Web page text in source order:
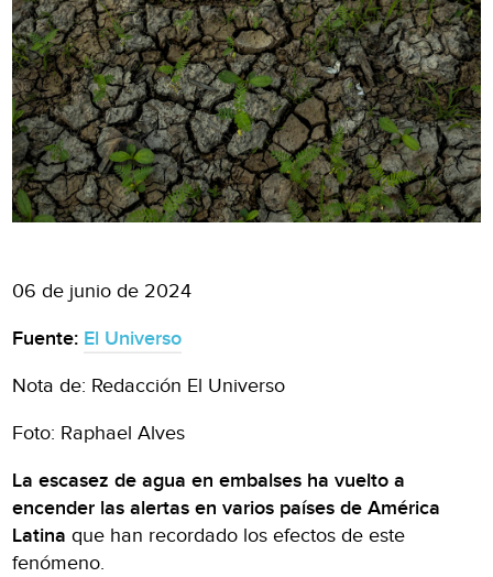
06 de junio de 2024
Fuente: El Universo
Nota de: Redacción El Universo
Foto: Raphael Alves
La escasez de agua en embalses ha vuelto a
encender las alertas en varios países de América
Latina que han recordado los efectos de este
fenómeno.